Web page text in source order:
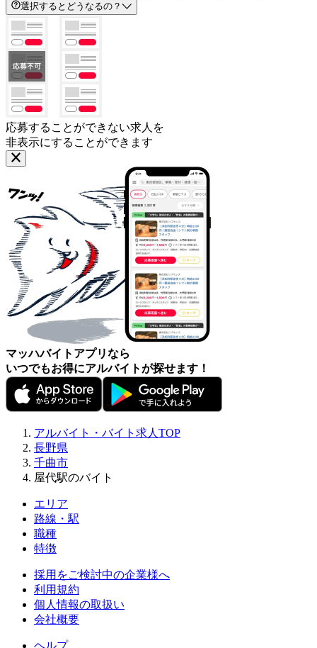
選択するとどうなるの？
応募することができない求人を
非表示にすることができます
マッハバイトアプリなら
いつでもお得にアルバイトが探せます！
アルバイト・バイト求人TOP
長野県
千曲市
屋代駅のバイト
エリア
路線・駅
職種
特徴
採用をご検討中の企業様へ
利用規約
個人情報の取扱い
会社概要
ヘルプ